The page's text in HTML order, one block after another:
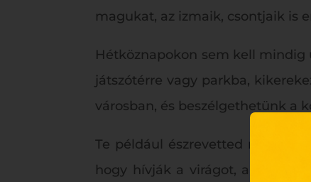
magukat, az izmaik, csontjaik is
Hétköznapokon sem kell mindig
játszótérre vagy parkba,
városban, és beszélgethetünk a
Te például észrevetted már a
hogy hívják a virágot, ami